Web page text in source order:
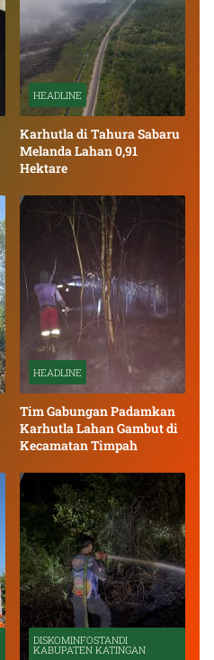
HEADLINE
Karhutla di Tahura Sabaru
Melanda Lahan 0,91
Hektare
HEADLINE
Tim Gabungan Padamkan
Karhutla Lahan Gambut di
Kecamatan Timpah
DISKOMINFOSTANDI
KABUPATEN KATINGAN